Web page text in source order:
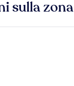
sulla zona